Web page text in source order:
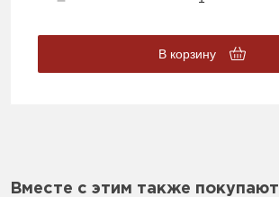
В корзину
Вместе с этим также покупают